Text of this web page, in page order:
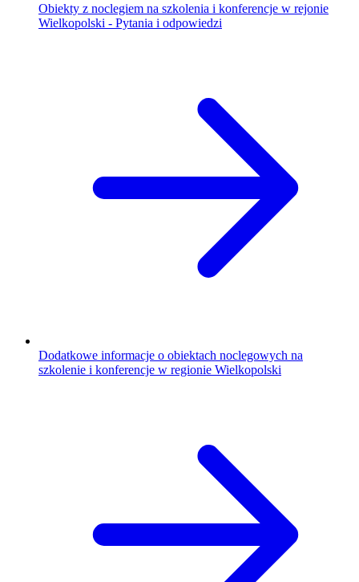
Obiekty z noclegiem na szkolenia i konferencje w rejonie
Wielkopolski - Pytania i odpowiedzi
Dodatkowe informacje o obiektach noclegowych na
szkolenie i konferencje w regionie Wielkopolski